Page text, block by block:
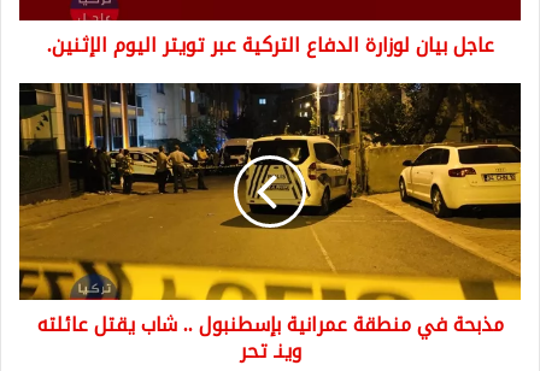
الإثنين.
عاجل بيان لوزارة الدفاع التركية عبر تويتر اليوم الإثنين.
مذبحة
في
منطقة
عمرانية
بإسطنبول
..
شاب
يقتل
عائلته
وينـمذبحة في منطقة عمرانية بإسطنبول .. شاب يقتل عائلته
وينـ تحر